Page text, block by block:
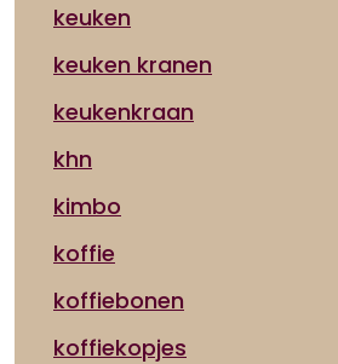
keuken
keuken kranen
keukenkraan
khn
kimbo
koffie
koffiebonen
koffiekopjes